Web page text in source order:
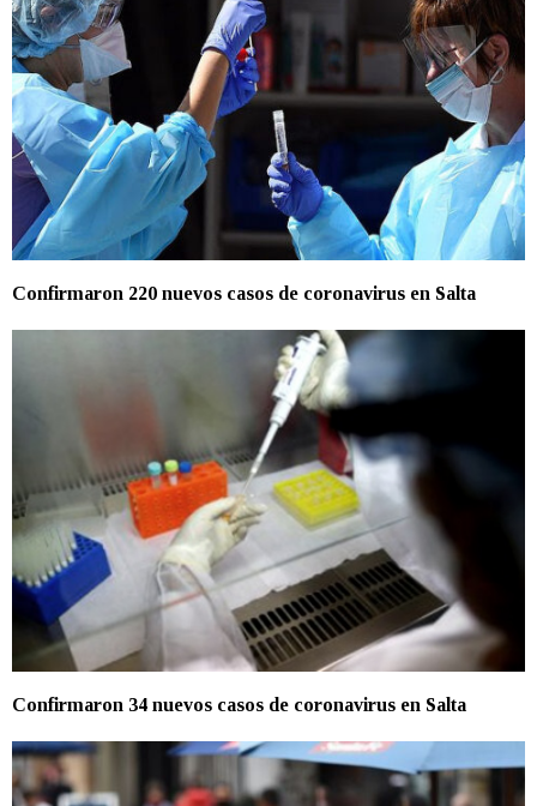
Confirmaron 220 nuevos casos de coronavirus en Salta
Confirmaron 34 nuevos casos de coronavirus en Salta